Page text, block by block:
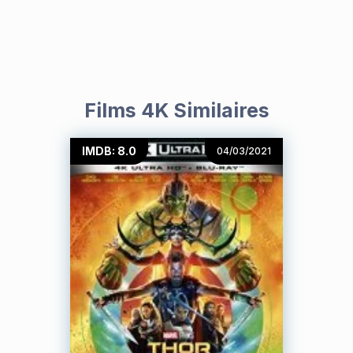
Films 4K Similaires
IMDB: 8.0 04/03/2021